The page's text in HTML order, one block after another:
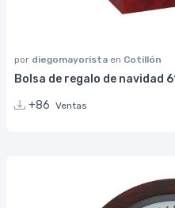
por diegomayorista en Cotillón
Bolsa de regalo de navidad
+86 Ventas